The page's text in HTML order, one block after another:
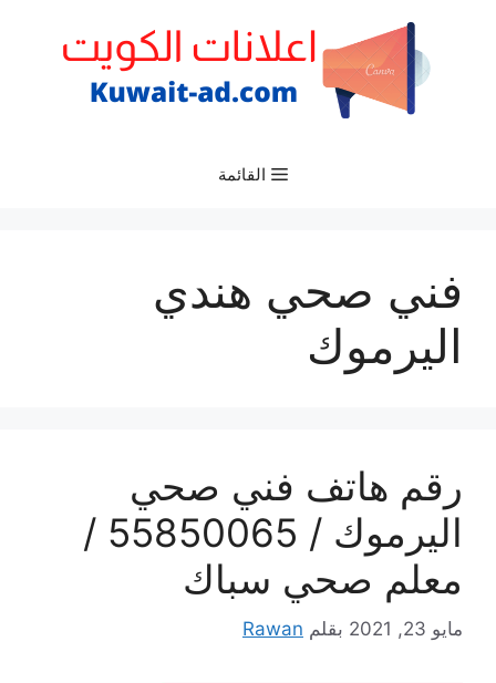
القائمة
فني صحي هندي
اليرموك
رقم هاتف فني صحي
اليرموك / 55850065 /
معلم صحي سباك
مايو 23, 2021 بقلم Rawan